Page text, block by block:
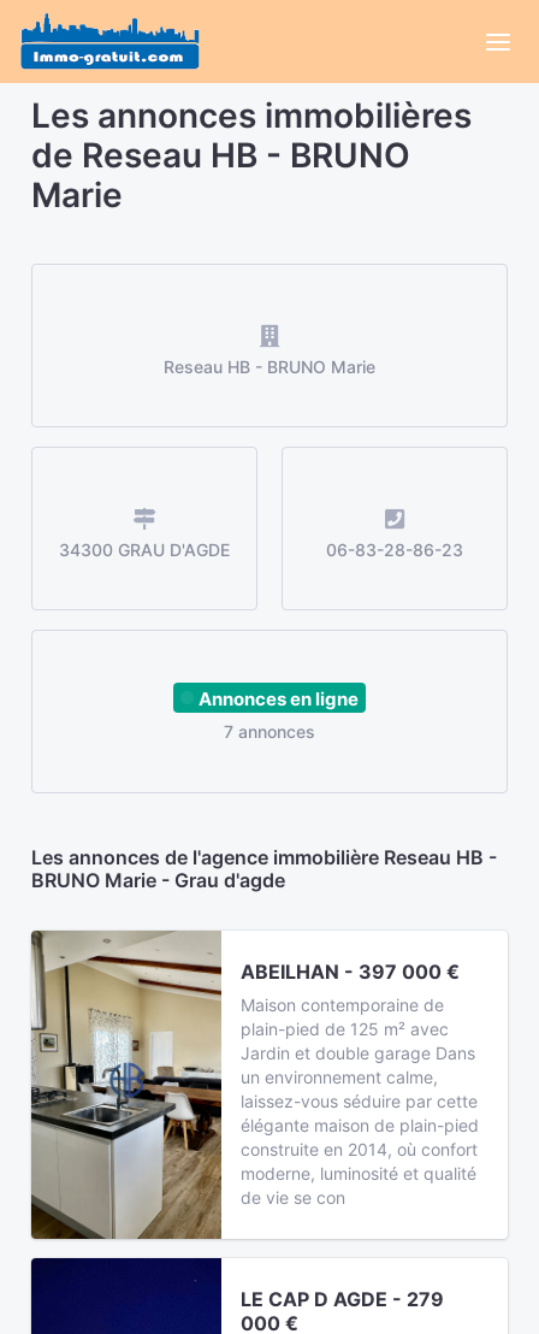
Les annonces immobilières
de Reseau HB - BRUNO
Marie
Reseau HB - BRUNO Marie
34300 GRAU D'AGDE 06-83-28-86-23
Annonces en ligne
7 annonces
Les annonces de l'agence immobilière Reseau HB -
BRUNO Marie - Grau d'agde
ABEILHAN - 397 000 €
Maison contemporaine de
plain-pied de 125 m² avec
Jardin et double garage Dans
un environnement calme,
laissez-vous séduire par cette
élégante maison de plain-pied
construite en 2014, où confort
moderne, luminosité et qualité
de vie se con
LE CAP D AGDE - 279
000 €